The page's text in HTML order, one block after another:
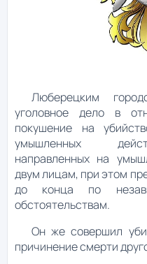
Люберецким
уголовное дело в
покушение на
умышленных
направленных на
двум лицам, при этом
до конца по
обстоятельствам.
Он же совершил
причинение смерти